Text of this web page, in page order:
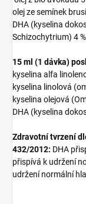
olej ze semínek
DHA (kyselina
Schizochytrium) 4 %
15 ml (1 dávka)
kyselina alfa
kyselina linolová
kyselina olejová
DHA (kyselina
Zdravotní tvrzení
432/2012: DHA
přispívá k udržení
udržení normální